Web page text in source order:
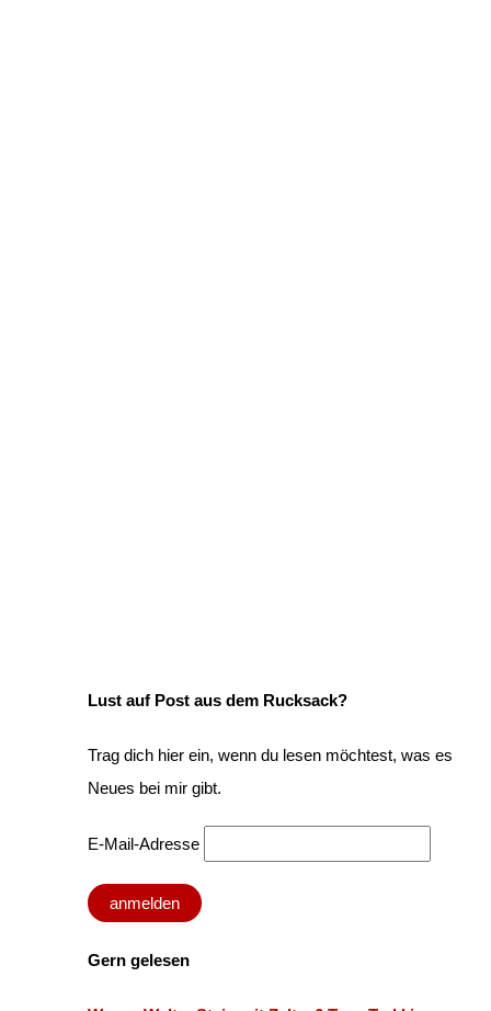
Lust auf Post aus dem Rucksack?
Trag dich hier ein, wenn du lesen möchtest, was es
Neues bei mir gibt.
E-Mail-Adresse
Gern gelesen